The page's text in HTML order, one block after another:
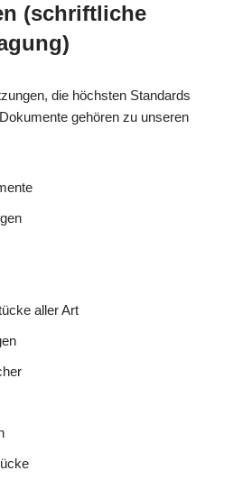
(schriftliche
die höchsten Standards
gehören zu unseren
aller Art